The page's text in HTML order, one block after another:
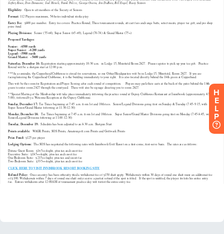
H
E
L
P